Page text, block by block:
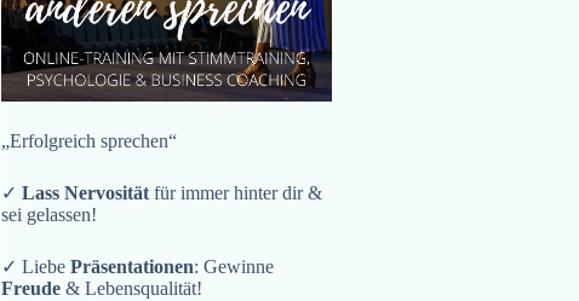
„Erfolgreich sprechen“
✓Lass Nervosität für immer hinter dir &
sei gelassen!
✓ LiebePräsentationen: Gewinne
Freude & Lebensqualität!